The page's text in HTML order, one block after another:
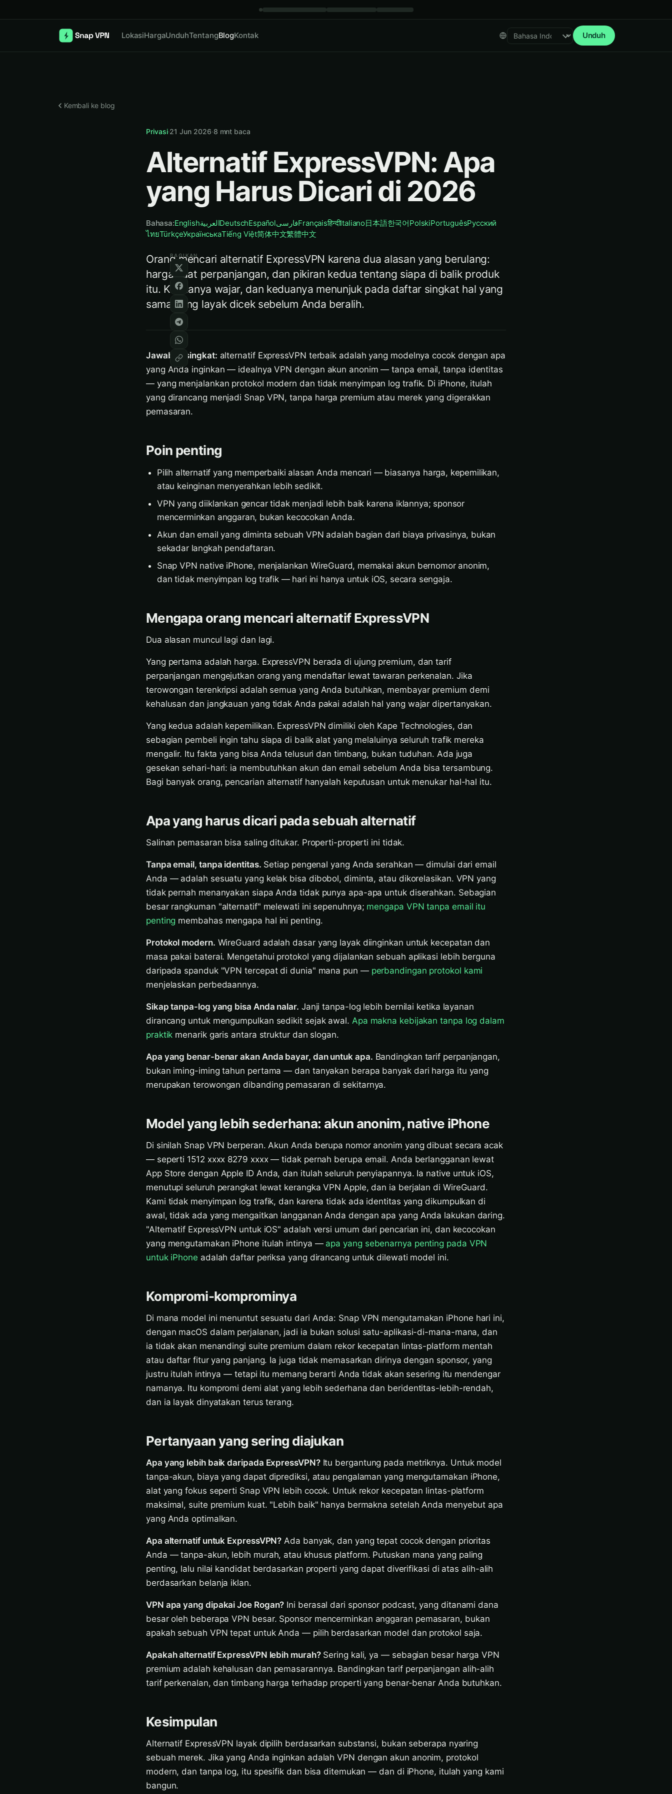
LokasiHargaUnduhTentangBlogKontak
Select language
Unduh
Kembali ke blog
Privasi·21 Jun 2026·8 mnt baca
Alternatif ExpressVPN: Apa
yang Harus Dicari di 2026
Bahasa:EnglishالعربيةDeutschEspañolفارسیFrançaisहिन्दीItaliano日本語한국어PolskiPortuguêsРусский
ไทยTürkçeУкраїнськаTiếng Việt简体中文繁體中文
Orang mencari alternatif ExpressVPN karena dua alasan yang berulang:
harga saat perpanjangan, dan pikiran kedua tentang siapa di balik produk
itu. Keduanya wajar, dan keduanya menunjuk pada daftar singkat hal yang
sama yang layak dicek sebelum Anda beralih.
Jawaban singkat: alternatif ExpressVPN terbaik adalah yang modelnya cocok dengan apa
yang Anda inginkan — idealnya VPN dengan akun anonim — tanpa email, tanpa identitas
— yang menjalankan protokol modern dan tidak menyimpan log trafik. Di iPhone, itulah
yang dirancang menjadi Snap VPN, tanpa harga premium atau merek yang digerakkan
pemasaran.
Poin penting
Pilih alternatif yang memperbaiki alasan Anda mencari — biasanya harga, kepemilikan,
atau keinginan menyerahkan lebih sedikit.
VPN yang diiklankan gencar tidak menjadi lebih baik karena iklannya; sponsor
mencerminkan anggaran, bukan kecocokan Anda.
Akun dan email yang diminta sebuah VPN adalah bagian dari biaya privasinya, bukan
sekadar langkah pendaftaran.
Snap VPN native iPhone, menjalankan WireGuard, memakai akun bernomor anonim,
dan tidak menyimpan log trafik — hari ini hanya untuk iOS, secara sengaja.
Mengapa orang mencari alternatif ExpressVPN
Dua alasan muncul lagi dan lagi.
Yang pertama adalah harga. ExpressVPN berada di ujung premium, dan tarif
perpanjangan mengejutkan orang yang mendaftar lewat tawaran perkenalan. Jika
terowongan terenkripsi adalah semua yang Anda butuhkan, membayar premium demi
kehalusan dan jangkauan yang tidak Anda pakai adalah hal yang wajar dipertanyakan.
Yang kedua adalah kepemilikan. ExpressVPN dimiliki oleh Kape Technologies, dan
sebagian pembeli ingin tahu siapa di balik alat yang melaluinya seluruh trafik mereka
mengalir. Itu fakta yang bisa Anda telusuri dan timbang, bukan tuduhan. Ada juga
gesekan sehari-hari: ia membutuhkan akun dan email sebelum Anda bisa tersambung.
Bagi banyak orang, pencarian alternatif hanyalah keputusan untuk menukar hal-hal itu.
Apa yang harus dicari pada sebuah alternatif
Salinan pemasaran bisa saling ditukar. Properti-properti ini tidak.
Tanpa email, tanpa identitas. Setiap pengenal yang Anda serahkan — dimulai dari email
Anda — adalah sesuatu yang kelak bisa dibobol, diminta, atau dikorelasikan. VPN yang
tidak pernah menanyakan siapa Anda tidak punya apa-apa untuk diserahkan. Sebagian
besar rangkuman "alternatif" melewati ini sepenuhnya; mengapa VPN tanpa email itu
penting membahas mengapa hal ini penting.
Protokol modern. WireGuard adalah dasar yang layak diinginkan untuk kecepatan dan
masa pakai baterai. Mengetahui protokol yang dijalankan sebuah aplikasi lebih berguna
daripada spanduk "VPN tercepat di dunia" mana pun — perbandingan protokol kami
menjelaskan perbedaannya.
Sikap tanpa-log yang bisa Anda nalar. Janji tanpa-log lebih bernilai ketika layanan
dirancang untuk mengumpulkan sedikit sejak awal. Apa makna kebijakan tanpa log dalam
praktik menarik garis antara struktur dan slogan.
Apa yang benar-benar akan Anda bayar, dan untuk apa. Bandingkan tarif perpanjangan,
bukan iming-iming tahun pertama — dan tanyakan berapa banyak dari harga itu yang
merupakan terowongan dibanding pemasaran di sekitarnya.
Model yang lebih sederhana: akun anonim, native iPhone
Di sinilah Snap VPN berperan. Akun Anda berupa nomor anonim yang dibuat secara acak
— seperti 1512 xxxx 8279 xxxx — tidak pernah berupa email. Anda berlangganan lewat
App Store dengan Apple ID Anda, dan itulah seluruh penyiapannya. Ia native untuk iOS,
menutupi seluruh perangkat lewat kerangka VPN Apple, dan ia berjalan di WireGuard.
Kami tidak menyimpan log trafik, dan karena tidak ada identitas yang dikumpulkan di
awal, tidak ada yang mengaitkan langganan Anda dengan apa yang Anda lakukan daring.
"Alternatif ExpressVPN untuk iOS" adalah versi umum dari pencarian ini, dan kecocokan
yang mengutamakan iPhone itulah intinya — apa yang sebenarnya penting pada VPN
untuk iPhone adalah daftar periksa yang dirancang untuk dilewati model ini.
Kompromi-komprominya
Di mana model ini menuntut sesuatu dari Anda: Snap VPN mengutamakan iPhone hari ini,
dengan macOS dalam perjalanan, jadi ia bukan solusi satu-aplikasi-di-mana-mana, dan
ia tidak akan menandingi suite premium dalam rekor kecepatan lintas-platform mentah
atau daftar fitur yang panjang. Ia juga tidak memasarkan dirinya dengan sponsor, yang
justru itulah intinya — tetapi itu memang berarti Anda tidak akan sesering itu mendengar
namanya. Itu kompromi demi alat yang lebih sederhana dan beridentitas-lebih-rendah,
dan ia layak dinyatakan terus terang.
Pertanyaan yang sering diajukan
Apa yang lebih baik daripada ExpressVPN?Itu bergantung pada metriknya. Untuk model
tanpa-akun, biaya yang dapat diprediksi, atau pengalaman yang mengutamakan iPhone,
alat yang fokus seperti Snap VPN lebih cocok. Untuk rekor kecepatan lintas-platform
maksimal, suite premium kuat. "Lebih baik" hanya bermakna setelah Anda menyebut apa
yang Anda optimalkan.
Apa alternatif untuk ExpressVPN? Ada banyak, dan yang tepat cocok dengan prioritas
Anda — tanpa-akun, lebih murah, atau khusus platform. Putuskan mana yang paling
penting, lalu nilai kandidat berdasarkan properti yang dapat diverifikasi di atas alih-alih
berdasarkan belanja iklan.
VPN apa yang dipakai Joe Rogan? Ini berasal dari sponsor podcast, yang ditanami dana
besar oleh beberapa VPN besar. Sponsor mencerminkan anggaran pemasaran, bukan
apakah sebuah VPN tepat untuk Anda — pilih berdasarkan model dan protokol saja.
Apakah alternatif ExpressVPN lebih murah?Sering kali, ya — sebagian besar harga VPN
premium adalah kehalusan dan pemasarannya. Bandingkan tarif perpanjangan alih-alih
tarif perkenalan, dan timbang harga terhadap properti yang benar-benar Anda butuhkan.
Kesimpulan
Alternatif ExpressVPN layak dipilih berdasarkan substansi, bukan seberapa nyaring
sebuah merek. Jika yang Anda inginkan adalah VPN dengan akun anonim, protokol
modern, dan tanpa log, itu spesifik dan bisa ditemukan — dan di iPhone, itulah yang kami
bangun.
BAGIKAN